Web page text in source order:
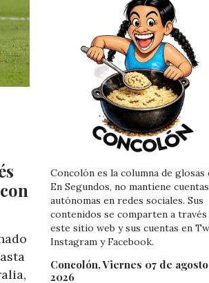
Concolón es la columna de glosas
En Segundos, no mantiene cuentas
autónomas en redes sociales. Sus
contenidos se comparten a través
este sitio web y sus cuentas en
Instagram y Facebook.
Concolón, Viernes 07 de
2026